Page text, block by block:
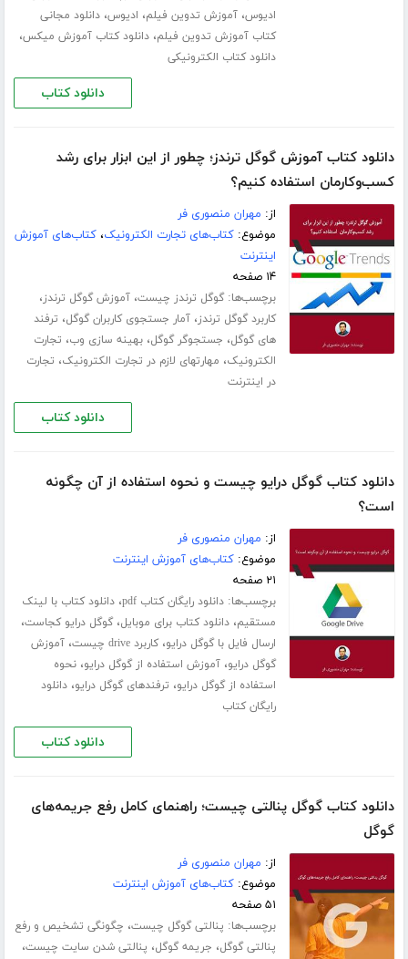
ادیوس،آموزش تدوین فیلم، ادیوس،دانلود مجانی
کتاب آموزش تدوین فیلم،دانلود کتاب آموزش میکس،
دانلود کتاب الکترونیکی
دانلود کتاب
دانلود کتاب آموزش گوگل ترندز؛ چطور از این ابزار برای رشد
کسب‌وکارمان استفاده کنیم؟
از: مهران منصوری فر
موضوع:کتاب‌های تجارت الکترونیک،کتاب‌های آموزش
اینترنت
۱۴ صفحه
برچسب‌ها:گوگل ترندز چیست،آموزش گوگل ترندز،
کاربرد گوگل ترندز،آمار جستجوی کاربران گوگل، ترفند
های گوگل، جستجوگر گوگل،بهینه سازی وب، تجارت
الکترونیک، مهارتهای لازم در تجارت الکترونیک، تجارت
در اینترنت
دانلود کتاب
دانلود کتاب گوگل درایو چیست و نحوه استفاده از آن چگونه
است؟
از: مهران منصوری فر
موضوع:کتاب‌های آموزش اینترنت
۲۱ صفحه
برچسب‌ها:دانلود رایگان کتاب pdf ،دانلود کتاب با لینک
مستقیم،دانلود کتاب برای موبایل،گوگل درایو کجاست،
ارسال فایل با گوگل درایو،کاربرد drive چیست ،آموزش
گوگل درایو،آموزش استفاده از گوگل درایو،نحوه
استفاده از گوگل درایو، ترفندهای گوگل درایو،دانلود
رایگان کتاب
دانلود کتاب
دانلود کتاب گوگل پنالتی چیست؛ راهنمای کامل رفع جریمه‌های
گوگل
از: مهران منصوری فر
موضوع:کتاب‌های آموزش اینترنت
۵۱ صفحه
برچسب‌ها: پنالتی گوگل چیست، چگونگی تشخیص و رفع
پنالتی گوگل، جریمه گوگل، پنالتی شدن سایت چیست،